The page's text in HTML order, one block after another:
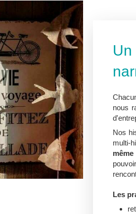
nous
Nos
multi-
même
Les